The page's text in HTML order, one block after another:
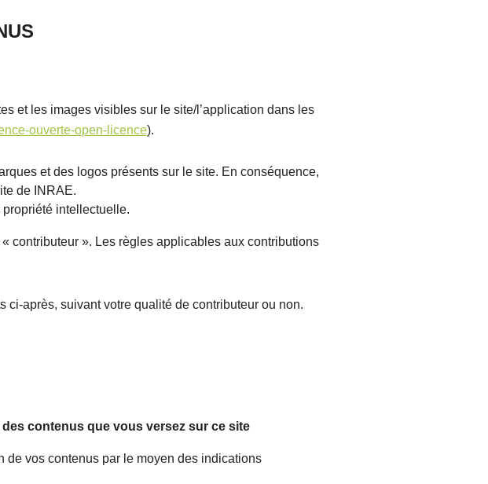
et les images visibles sur le site/l’application dans les
ouverte-open-licence).
et des logos présents sur le site. En conséquence,
de INRAE.
intellectuelle.
contributeur ». Les règles applicables aux contributions
après, suivant votre qualité de contributeur ou non.
contenus que vous versez sur ce site
de vos contenus par le moyen des indications